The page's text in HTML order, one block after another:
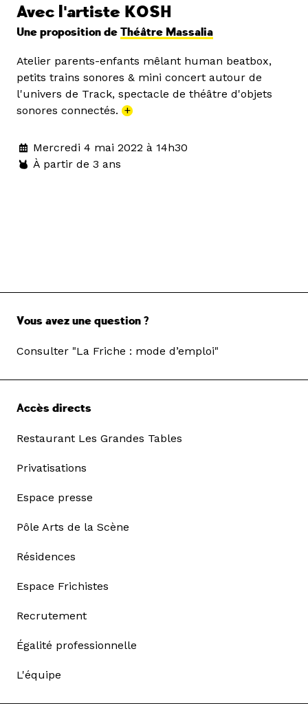
Avec l'artiste KOSH
Une proposition de Théâtre Massalia
Atelier parents-enfants mêlant human beatbox,
petits trains sonores & mini concert autour de
l'univers de Track, spectacle de théâtre d'objets
sonores connectés. +
Mercredi 4 mai 2022 à 14h30
À partir de 3 ans
Vous avez une question ?
Consulter "La Friche : mode d’emploi"
Accès directs
Restaurant Les Grandes Tables
Privatisations
Espace presse
Pôle Arts de la Scène
Résidences
Espace Frichistes
Recrutement
Égalité professionnelle
L'équipe